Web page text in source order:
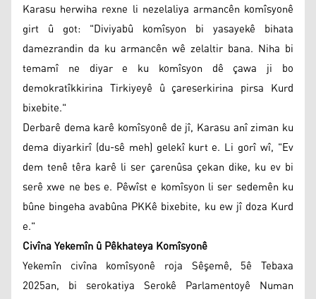
Karasu herwiha rexne li nezelaliya armancên komîsyonê
girt û got: "Diviyabû komîsyon bi yasayekê bihata
damezrandin da ku armancên wê zelaltir bana. Niha bi
temamî ne diyar e ku komîsyon dê çawa ji bo
demokratîkkirina Tirkiyeyê û çareserkirina pirsa Kurd
bixebite."
Derbarê dema karê komîsyonê de jî, Karasu anî ziman ku
dema diyarkirî (du-sê meh) gelekî kurt e. Li gorî wî, "Ev
dem tenê têra karê li ser çarenûsa çekan dike, ku ev bi
serê xwe ne bes e. Pêwîst e komîsyon li ser sedemên ku
bûne bingeha avabûna PKKê bixebite, ku ew jî doza Kurd
e."
Civîna Yekemîn û Pêkhateya Komîsyonê
Yekemîn civîna komîsyonê roja Sêşemê, 5ê Tebaxa
2025an, bi serokatiya Serokê Parlamentoyê Numan